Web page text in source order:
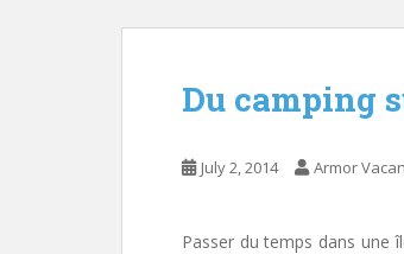
Du camping
July 2, 2014 Armor
Passer du temps dans une